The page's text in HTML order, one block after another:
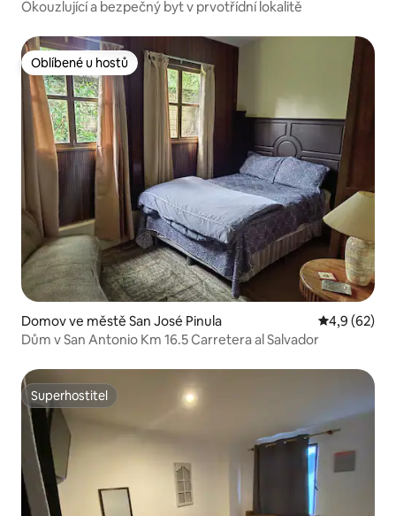
Okouzlující a bezpečný byt v prvotřídní lokalitě
Oblíbené u hostů
Oblíbené u hostů
Domov ve městě San José Pinula Průměrné
4,9 (62)
Dům v San Antonio Km 16.5 Carretera al Salvador
Superhostitel
Superhostitel